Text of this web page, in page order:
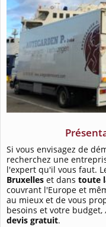
Si vous envisagez de
recherchez une
l'expert qu'il vous faut.
Bruxelles et dans toute
couvrant l'Europe et
au mieux et de vous
besoins et votre budget,
devis gratuit.